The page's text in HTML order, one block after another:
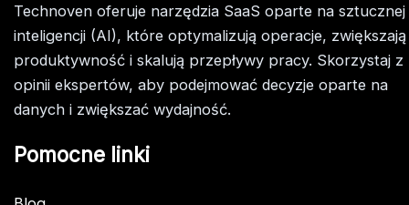
Technoven oferuje narzędzia SaaS oparte na sztucznej
inteligencji (AI), które optymalizują operacje, zwiększają
produktywność i skalują przepływy pracy. Skorzystaj z
opinii ekspertów, aby podejmować decyzje oparte na
danych i zwiększać wydajność.
Pomocne linki